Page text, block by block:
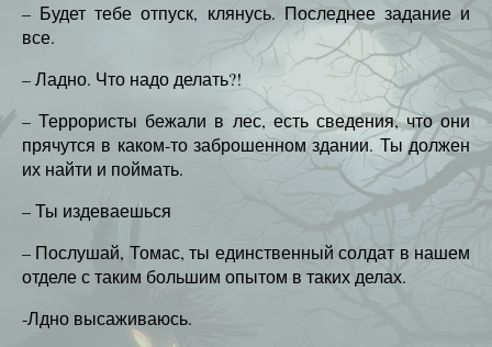
– Будет тебе отпуск, клянусь. Последнее задание и
все.
– Ладно. Что надо делать?!
– Террористы бежали в лес, есть сведения, что они
прячутся в каком-то заброшенном здании. Ты должен
их найти и поймать.
– Ты издеваешься
– Послушай, Томас, ты единственный солдат в нашем
отделе с таким большим опытом в таких делах.
-Лдно высаживаюсь.